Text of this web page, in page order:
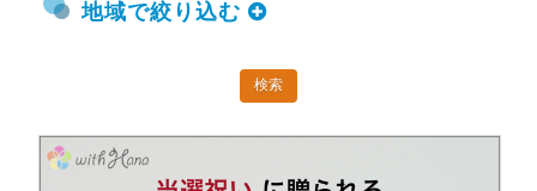
地域で絞り込む